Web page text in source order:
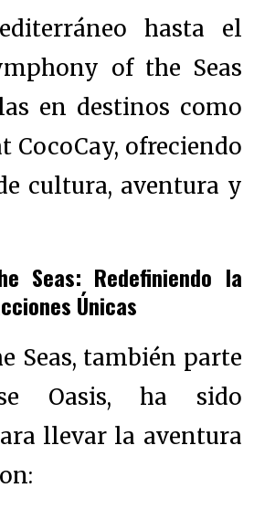
hasta el
of the Seas
en destinos como
CocoCay, ofreciendo
cultura, aventura y
Seas: Redefiniendo la
Únicas
Seas, también parte
Oasis, ha sido
llevar la aventura